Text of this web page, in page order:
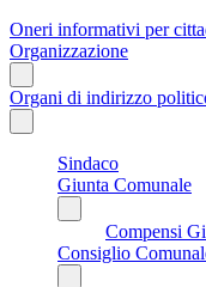
Oneri informativi per
Organizzazione
Organi di indirizzo
Sindaco
Giunta Comunale
Compensi
Consiglio